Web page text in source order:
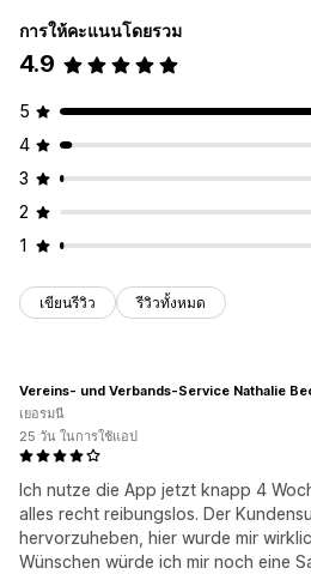
การให้คะแนนโดยรวม
4.9
5
4
3
2
1
เขียนรีวิว รีวิวทั้งหมด
Ich nutze die App jetzt knapp 4
alles recht reibungslos. Der
hervorzuheben, hier wurde mir
Wünschen würde ich mir noch eine
Vereins- und Verbands-Service Nathalie
เยอรมนี
25 วัน ในการใช้แอป